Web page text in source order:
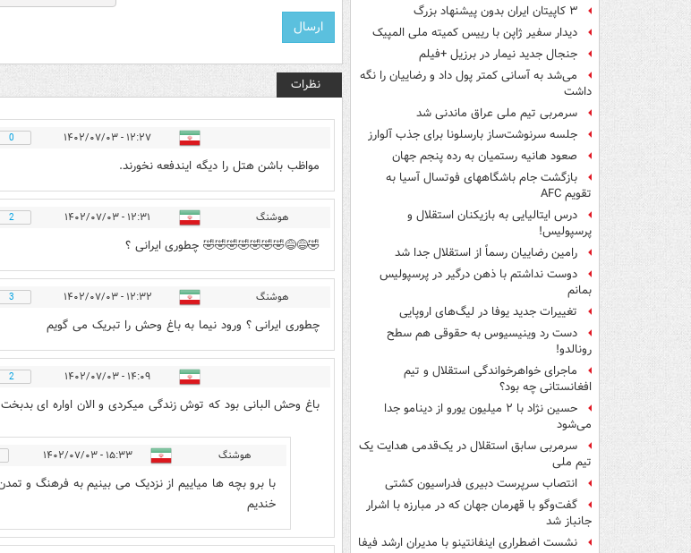
۳ کاپیتان ایران بدون پیشنهاد بزرگ
دیدار سفیر ژاپن با رییس کمیته ملی المپیک
جنجال جدید نیمار در برزیل +فیلم
می‌شد به آسانی کمتر پول داد و رضاییان را نگه
داشت
سرمربی تیم ملی عراق ماندنی شد
جلسه سرنوشت‌ساز بارسلونا برای جذب آلوارز
صعود هانیه رستمیان به رده پنجم جهان
بازگشت جام باشگاههای فوتسال آسیا به
تقویم AFC
درس ایتالیایی‌ به بازیکنان استقلال و
پرسپولیس!
رامین رضاییان رسماً از استقلال جدا شد
دوست نداشتم با ذهن درگیر در پرسپولیس
بمانم
تغییرات جدید یوفا در لیگ‌های اروپایی
دست رد وینیسیوس به حقوقی هم سطح
رونالدو!
ماجرای خواهرخواندگی استقلال و تیم
افغانستانی چه بود؟
حسین نژاد با ۲ میلیون یورو از دینامو جدا
می‌شود
سرمربی سابق استقلال در یک‌قدمی هدایت یک
تیم ملی
انتصاب سرپرست دبیری فدراسیون کشتی
گفت‌وگو با قهرمان جهان که در مبارزه با اشرار
جانباز شد
نشست اضطراری اینفانتینو با مدیران ارشد فیفا
نظرات
۱۲:۲۷ - ۱۴۰۲/۰۷/۰۳ 0
مواظب باشن هتل را دیگه ایندفعه نخورند.
هوشنگ ۱۲:۳۱ - ۱۴۰۲/۰۷/۰۳ 2
🤣😅😅🤣🤣🤣🤣🤣🤣🤣 چطوری ایرانی ؟
هوشنگ ۱۲:۳۲ - ۱۴۰۲/۰۷/۰۳ 3
چطوری ایرانی ؟ ورود نیما به باغ وحش را تبریک می گویم
۱۴:۰۹ - ۱۴۰۲/۰۷/۰۳ 2
باغ وحش البانی بود که توش زندگی میکردی و الان اواره ای بدبخت
هوشنگ ۱۵:۳۳ - ۱۴۰۲/۰۷/۰۳
خندیم